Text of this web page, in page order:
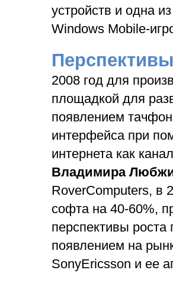
устройств и одна
Windows Mobile-
2008 год для
площадкой для
появлением
интерфейса при
интернета как
Владимира
RoverComputers, в
софта на 40-60%,
перспективы
появлением на
SonyEricsson и ее